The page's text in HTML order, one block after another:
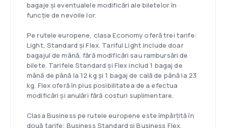
bagaje și eventualele modificări ale biletelor în
funcție de nevoile lor.
Pe rutele europene, clasa Economy oferă trei tarife:
Light, Standard și Flex. Tariful Light include doar
bagajul de mână, fără modificări sau rambursări de
bilete. Tarifele Standard și Flex includ 1 bagaj de
mână de până la 12 kg și 1 bagaj de cală de până la 23
kg. Flex oferă în plus posibilitatea de a efectua
modificări și anulări fără costuri suplimentare.
Clasa Business pe rutele europene este împărțită în
două tarife: Business Standard și Business Flex.